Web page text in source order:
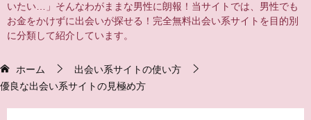
いたい…」そんなわがままな男性に朗報！当サイトでは、男性でも
お金をかけずに出会いが探せる！完全無料出会い系サイトを目的別
に分類して紹介しています。
ホーム
出会い系サイトの使い方
優良な出会い系サイトの見極め方